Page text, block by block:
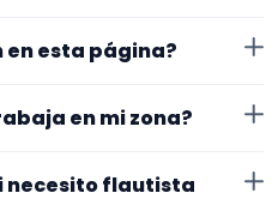
esta página?
está filtrada por
en mi zona?
fechas concretas, lo
necesito flautista